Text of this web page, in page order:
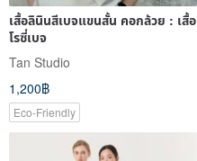
เสื้อลินินสีเบจแขนสั้น คอกล้วย : เสื้อ
โรซี่เบจ
Tan Studio
1,200฿
Eco-Friendly